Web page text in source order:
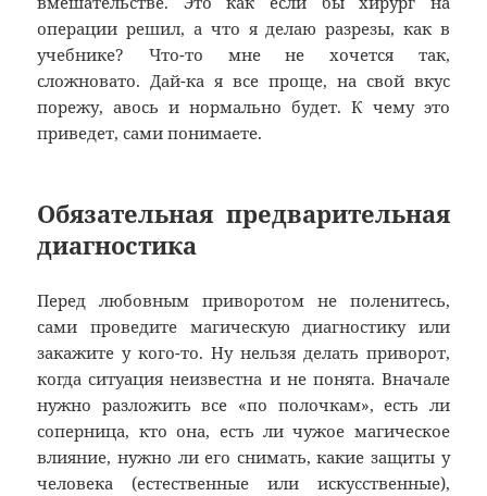
операции решил, а что я делаю разрезы, как в
учебнике? Что-то мне не хочется так,
сложновато. Дай-ка я все проще, на свой вкус
порежу, авось и нормально будет. К чему это
приведет, сами понимаете.
Обязательная предварительная
диагностика
Перед любовным приворотом не поленитесь,
сами проведите магическую диагностику или
закажите у кого-то. Ну нельзя делать приворот,
когда ситуация неизвестна и не понята. Вначале
нужно разложить все «по полочкам», есть ли
соперница, кто она, есть ли чужое магическое
влияние, нужно ли его снимать, какие защиты у
человека (естественные или искусственные),